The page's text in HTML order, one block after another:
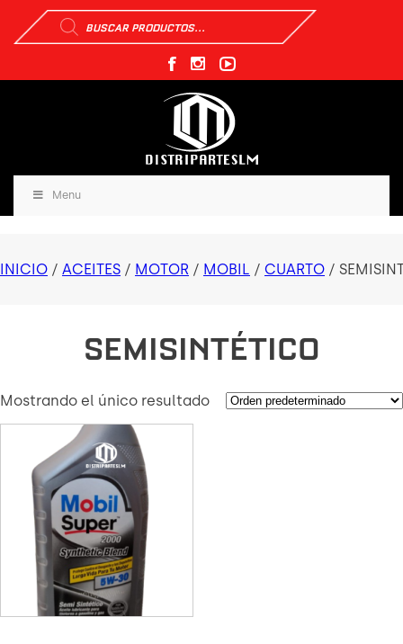
Búsqueda
de
productos
Menu
INICIO / ACEITES / MOTOR / MOBIL / CUARTO /
SEMISINTÉTICO
Mostrando el único resultado